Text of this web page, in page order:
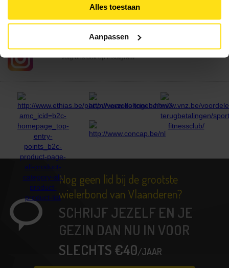
Alles toestaan
Aanpassen
Lid
Ledenvoordelen
Verzekering
Clubs
Downloads
Contact
VLAAMSE WIELRIJDERSBOND VZW
Volg ons ook op Facebook
VLAAMSE WIELRIJDERSBOND VZW
Volg ons ook op Instagram
Nog geen lid bij de grootste
wielerbond van Vlaanderen?
SCHRIJF JEZELF EN JE
GEZIN DAN NU IN VOOR
SLECHTS €40/JAAR